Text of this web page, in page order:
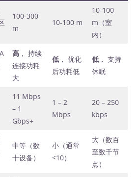
100-300
m
10-100 m
10-100
m（室
内）
高， 持续
连接功耗
大
低， 优化
后功耗低
低， 支持
休眠
11 Mbps
– 1
Gbps+
1 – 2
Mbps
20 – 250
kbps
中等（数
十设备）
小（通常
<10）
大（数百
至数千节
点）